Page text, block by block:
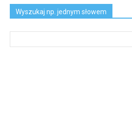
Wyszukaj np. jednym słowem